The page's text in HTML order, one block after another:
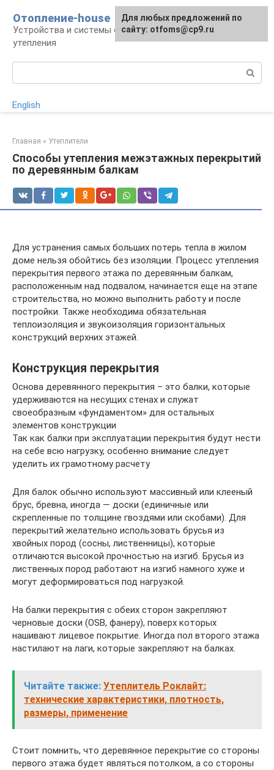
контенту
Отопление-house
Устройства и системы отопления, способы
утепления
English
Главная » Утеплители
Способы утепления межэтажных перекрытий
по деревянным балкам
Для устранения самых больших потерь тепла в жилом
доме нельзя обойтись без изоляции. Процесс утепления
перекрытия первого этажа по деревянным балкам,
расположенным над подвалом, начинается еще на этапе
строительства, но можно выполнить работу и после
постройки. Также необходима обязательная
теплоизоляция и звукоизоляция горизонтальных
конструкций верхних этажей.
Конструкция перекрытия
Основа деревянного перекрытия – это балки, которые
удерживаются на несущих стенах и служат
своеобразным «фундаментом» для остальных
элементов конструкции
Так как балки при эксплуатации перекрытия будут нести
на себе всю нагрузку, особенно внимание следует
уделить их грамотному расчету
Для балок обычно используют массивный или клееный
брус, бревна, иногда — доски (единичные или
скрепленные по толщине гвоздями или скобами). Для
перекрытий желательно использовать брусья из
хвойных пород (сосны, лиственницы), которые
отличаются высокой прочностью на изгиб. Брусья из
лиственных пород работают на изгиб намного хуже и
могут деформироваться под нагрузкой.
На балки перекрытия с обеих сторон закрепляют
черновые доски (OSB, фанеру), поверх которых
нашивают лицевое покрытие. Иногда пол второго этажа
настилают на лаги, которые закрепляют на балках.
Читайте также: Утеплитель Роклайт:
технические характеристики, плотность,
размеры, применение
Стоит помнить, что деревянное перекрытие со стороны
первого этажа будет являться потолком, а со стороны
Для любых предложений по
сайту: otfoms@cp9.ru